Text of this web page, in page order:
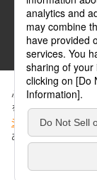
ABJマークは、この電子
得た正規版配信サービ
ABJマークの詳細、ABJ
ぶんか社が運営する
を使用しています。
シー
」をご覧くださ
ありません。